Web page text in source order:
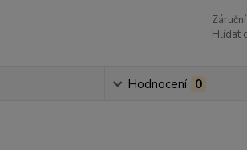
Hlídat
Hodnocení 0